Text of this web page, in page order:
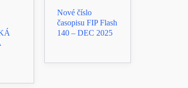
Nové číslo
časopisu FIP Flash
140 – DEC 2025